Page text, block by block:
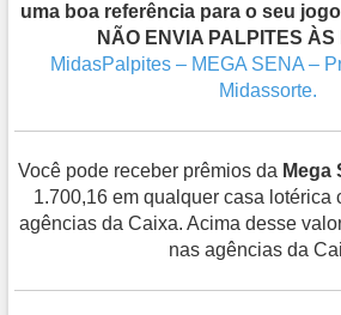
uma boa referência para o seu
NÃO ENVIA PALPITES
MidasPalpites – MEGA SENA –
Midassorte.
Você pode receber prêmios da Mega
1.700,16 em qualquer casa lotérica
agências da Caixa. Acima desse
nas agências da